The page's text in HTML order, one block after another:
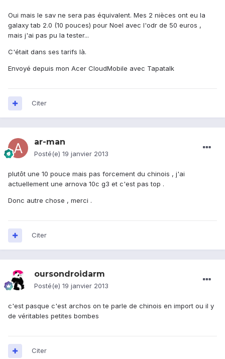
Oui mais le sav ne sera pas équivalent. Mes 2 nièces ont eu la
galaxy tab 2.0 (10 pouces) pour Noel avec l'odr de 50 euros ,
mais j'ai pas pu la tester...
C'était dans ses tarifs là.
Envoyé depuis mon Acer CloudMobile avec Tapatalk
Citer
ar-man
Posté(e) 19 janvier 2013
plutôt une 10 pouce mais pas forcement du chinois , j'ai
actuellement une arnova 10c g3 et c'est pas top .
Donc autre chose , merci .
Citer
oursondroidarm
Posté(e) 19 janvier 2013
c'est pasque c'est archos on te parle de chinois en import ou il y
de véritables petites bombes
Citer